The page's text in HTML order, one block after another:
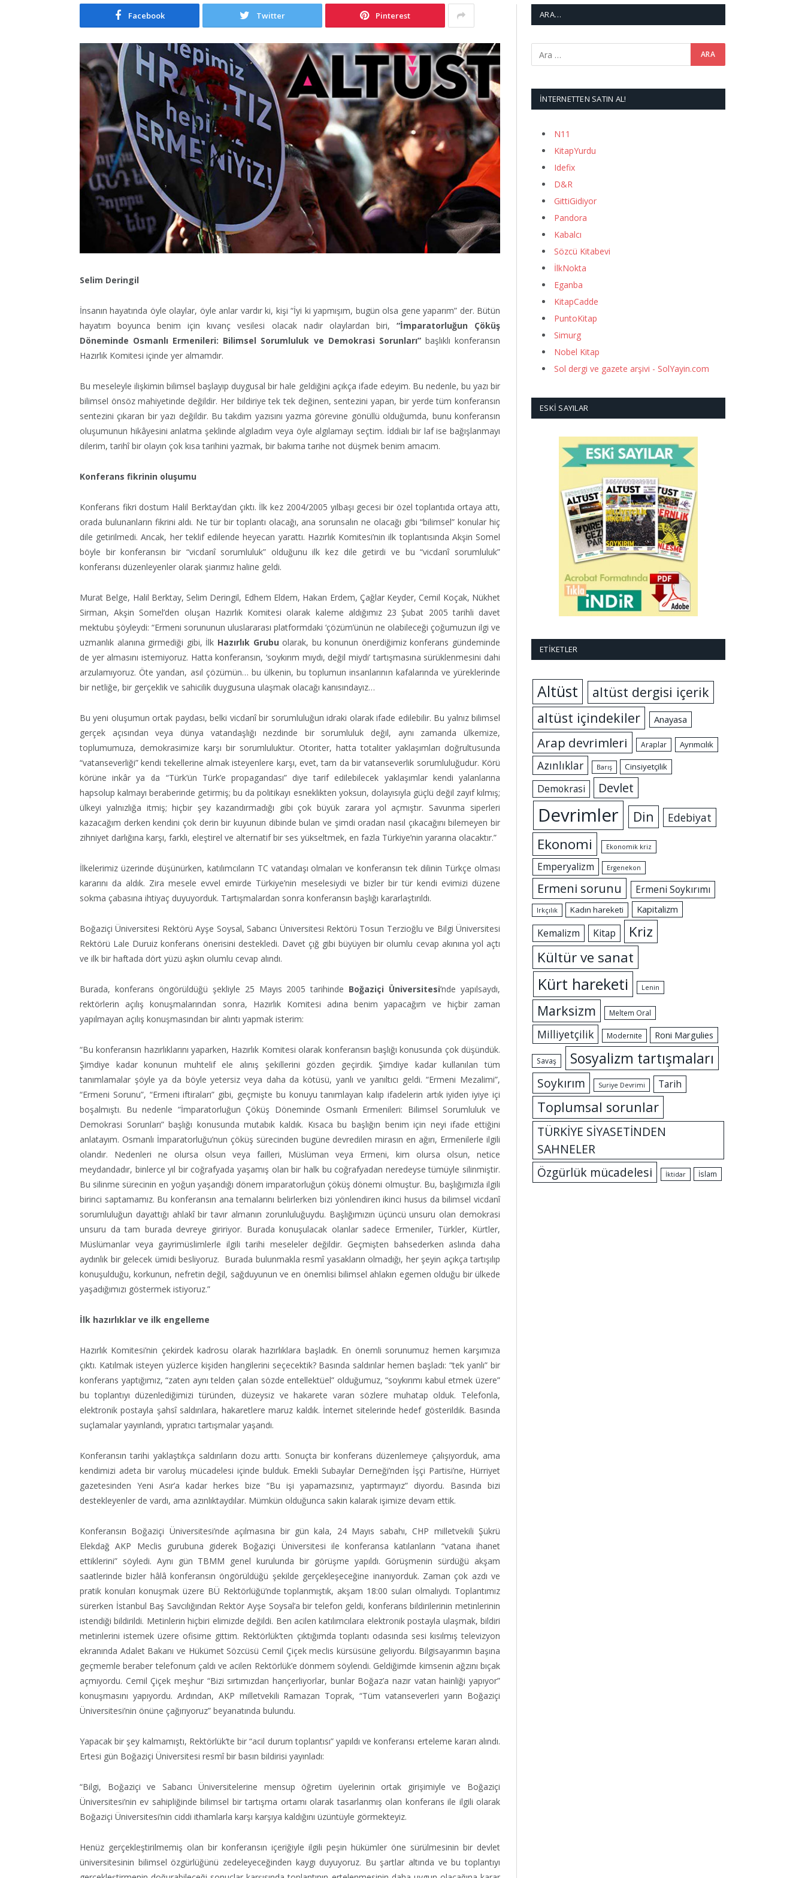
Facebook Twitter Pinterest
Selim Deringil
İnsanın hayatında öyle olaylar, öyle anlar vardır ki, kişi “İyi ki yapmışım, bugün olsa gene yaparım” der. Bütün
hayatım boyunca benim için kıvanç vesilesi olacak nadir olaylardan biri, “İmparatorluğun Çöküş
Döneminde Osmanlı Ermenileri: Bilimsel Sorumluluk ve Demokrasi Sorunları”başlıklı konferansın
Hazırlık Komitesi içinde yer almamdır.
Bu meseleyle ilişkimin bilimsel başlayıp duygusal bir hale geldiğini açıkça ifade edeyim. Bu nedenle, bu yazı bir
bilimsel önsöz mahiyetinde değildir. Her bildiriye tek tek değinen, sentezini yapan, bir yerde tüm konferansın
sentezini çıkaran bir yazı değildir. Bu takdim yazısını yazma görevine gönüllü olduğumda, bunu konferansın
oluşumunun hikâyesini anlatma şeklinde algıladım veya öyle algılamayı seçtim. İddialı bir laf ise bağışlanmayı
dilerim, tarihî bir olayın çok kısa tarihini yazmak, bir bakıma tarihe not düşmek benim amacım.
Konferans fikrinin oluşumu
Konferans fikri dostum Halil Berktay’dan çıktı. İlk kez 2004/2005 yılbaşı gecesi bir özel toplantıda ortaya attı,
orada bulunanların fikrini aldı. Ne tür bir toplantı olacağı, ana sorunsalın ne olacağı gibi “bilimsel” konular hiç
dile getirilmedi. Ancak, her teklif edilende heyecan yarattı. Hazırlık Komitesi’nin ilk toplantısında Akşin Somel
böyle bir konferansın bir “vicdanî sorumluluk” olduğunu ilk kez dile getirdi ve bu “vicdanî sorumluluk”
konferansı düzenleyenler olarak şiarımız haline geldi.
Murat Belge, Halil Berktay, Selim Deringil, Edhem Eldem, Hakan Erdem, Çağlar Keyder, Cemil Koçak, Nükhet
Sirman, Akşin Somel’den oluşan Hazırlık Komitesi olarak kaleme aldığımız 23 Şubat 2005 tarihli davet
mektubu şöyleydi: “Ermeni sorununun uluslararası platformdaki ‘çözüm’ünün ne olabileceği çoğumuzun ilgi ve
uzmanlık alanına girmediği gibi, İlk Hazırlık Grubu olarak, bu konunun önerdiğimiz konferans gündeminde
de yer almasını istemiyoruz. Hatta konferansın, ‘soykırım mıydı, değil miydi’ tartışmasına sürüklenmesini dahi
arzulamıyoruz. Öte yandan, asıl çözümün… bu ülkenin, bu toplumun insanlarının kafalarında ve yüreklerinde
bir netliğe, bir gerçeklik ve sahicilik duygusuna ulaşmak olacağı kanısındayız…
Bu yeni oluşumun ortak paydası, belki vicdanî bir sorumluluğun idraki olarak ifade edilebilir. Bu yalnız bilimsel
gerçek açısından veya dünya vatandaşlığı nezdinde bir sorumluluk değil, aynı zamanda ülkemize,
toplumumuza, demokrasimize karşı bir sorumluluktur. Otoriter, hatta totaliter yaklaşımları doğrultusunda
“vatanseverliği” kendi tekellerine almak isteyenlere karşı, evet, tam da bir vatanseverlik sorumluluğudur. Körü
körüne inkâr ya da “Türk’ün Türk’e propagandası” diye tarif edilebilecek yaklaşımlar kendi yalanlarına
hapsolup kalmayı beraberinde getirmiş; bu da politikayı esneklikten yoksun, dolayısıyla güçlü değil zayıf kılmış;
ülkeyi yalnızlığa itmiş; hiçbir şey kazandırmadığı gibi çok büyük zarara yol açmıştır. Savunma siperleri
kazacağım derken kendini çok derin bir kuyunun dibinde bulan ve şimdi oradan nasıl çıkacağını bilemeyen bir
zihniyet darlığına karşı, farklı, eleştirel ve alternatif bir ses yükseltmek, en fazla Türkiye’nin yararına olacaktır.”
İlkelerimiz üzerinde düşünürken, katılımcıların TC vatandaşı olmaları ve konferansın tek dilinin Türkçe olması
kararını da aldık. Zira mesele evvel emirde Türkiye’nin meselesiydi ve bizler bir tür kendi evimizi düzene
sokma çabasına ihtiyaç duyuyorduk. Tartışmalardan sonra konferansın başlığı kararlaştırıldı.
Boğaziçi Üniversitesi Rektörü Ayşe Soysal, Sabancı Üniversitesi Rektörü Tosun Terzioğlu ve Bilgi Üniversitesi
Rektörü Lale Duruiz konferans önerisini destekledi. Davet çığ gibi büyüyen bir olumlu cevap akınına yol açtı
ve ilk bir haftada dört yüzü aşkın olumlu cevap alındı.
Burada, konferans öngörüldüğü şekliyle 25 Mayıs 2005 tarihinde Boğaziçi Üniversitesi’nde yapılsaydı,
rektörlerin açılış konuşmalarından sonra, Hazırlık Komitesi adına benim yapacağım ve hiçbir zaman
yapılmayan açılış konuşmasından bir alıntı yapmak isterim:
“Bu konferansın hazırlıklarını yaparken, Hazırlık Komitesi olarak konferansın başlığı konusunda çok düşündük.
Şimdiye kadar konunun muhtelif ele alınış şekillerini gözden geçirdik. Şimdiye kadar kullanılan tüm
tanımlamalar şöyle ya da böyle yetersiz veya daha da kötüsü, yanlı ve yanıltıcı geldi. “Ermeni Mezalimi”,
“Ermeni Sorunu”, “Ermeni iftiraları” gibi, geçmişte bu konuyu tanımlayan kalıp ifadelerin artık iyiden iyiye içi
boşalmıştı. Bu nedenle “İmparatorluğun Çöküş Döneminde Osmanlı Ermenileri: Bilimsel Sorumluluk ve
Demokrasi Sorunları” başlığı konusunda mutabık kaldık. Kısaca bu başlığın benim için neyi ifade ettiğini
anlatayım. Osmanlı İmparatorluğu’nun çöküş sürecinden bugüne devredilen mirasın en ağırı, Ermenilerle ilgili
olandır. Nedenleri ne olursa olsun veya failleri, Müslüman veya Ermeni, kim olursa olsun, netice
meydandadır, binlerce yıl bir coğrafyada yaşamış olan bir halk bu coğrafyadan neredeyse tümüyle silinmiştir.
Bu silinme sürecinin en yoğun yaşandığı dönem imparatorluğun çöküş dönemi olmuştur. Bu, başlığımızla ilgili
birinci saptamamız. Bu konferansın ana temalarını belirlerken bizi yönlendiren ikinci husus da bilimsel vicdanî
sorumluluğun dayattığı ahlakî bir tavır almanın zorunluluğuydu. Başlığımızın üçüncü unsuru olan demokrasi
unsuru da tam burada devreye giririyor. Burada konuşulacak olanlar sadece Ermeniler, Türkler, Kürtler,
Müslümanlar veya gayrimüslimlerle ilgili tarihi meseleler değildir. Geçmişten bahsederken aslında daha
aydınlık bir gelecek ümidi besliyoruz. Burada bulunmakla resmî yasakların olmadığı, her şeyin açıkça tartışılıp
konuşulduğu, korkunun, nefretin değil, sağduyunun ve en önemlisi bilimsel ahlakın egemen olduğu bir ülkede
yaşadığımızı göstermek istiyoruz.”
İlk hazırlıklar ve ilk engelleme
Hazırlık Komitesi’nin çekirdek kadrosu olarak hazırlıklara başladık. En önemli sorunumuz hemen karşımıza
çıktı. Katılmak isteyen yüzlerce kişiden hangilerini seçecektik? Basında saldırılar hemen başladı: “tek yanlı” bir
konferans yaptığımız, “zaten aynı telden çalan sözde entellektüel” olduğumuz, “soykırımı kabul etmek üzere”
bu toplantıyı düzenlediğimizi türünden, düzeysiz ve hakarete varan sözlere muhatap olduk. Telefonla,
elektronik postayla şahsî saldırılara, hakaretlere maruz kaldık. İnternet sitelerinde hedef gösterildik. Basında
suçlamalar yayınlandı, yıpratıcı tartışmalar yaşandı.
Konferansın tarihi yaklaştıkça saldırıların dozu arttı. Sonuçta bir konferans düzenlemeye çalışıyorduk, ama
kendimizi adeta bir varoluş mücadelesi içinde bulduk. Emekli Subaylar Derneği’nden İşçi Partisi’ne, Hürriyet
gazetesinden Yeni Asır’a kadar herkes bize “Bu işi yapamazsınız, yaptırmayız” diyordu. Basında bizi
destekleyenler de vardı, ama azınlıktaydılar. Mümkün olduğunca sakin kalarak işimize devam ettik.
Konferansın Boğaziçi Üniversitesi’nde açılmasına bir gün kala, 24 Mayıs sabahı, CHP milletvekili Şükrü
Elekdağ AKP Meclis gurubuna giderek Boğaziçi Üniversitesi ile konferansa katılanların “vatana ihanet
ettiklerini” söyledi. Aynı gün TBMM genel kurulunda bir görüşme yapıldı. Görüşmenin sürdüğü akşam
saatlerinde bizler hâlâ konferansın öngörüldüğü şekilde gerçekleşeceğine inanıyorduk. Zaman çok azdı ve
pratik konuları konuşmak üzere BÜ Rektörlüğü’nde toplanmıştık, akşam 18:00 suları olmalıydı. Toplantımız
sürerken İstanbul Baş Savcılığından Rektör Ayşe Soysal’a bir telefon geldi, konferans bildirilerinin metinlerinin
istendiği bildirildi. Metinlerin hiçbiri elimizde değildi. Ben acilen katılımcılara elektronik postayla ulaşmak, bildiri
metinlerini istemek üzere ofisime gittim. Rektörlük’ten çıktığımda toplantı odasında sesi kısılmış televizyon
ekranında Adalet Bakanı ve Hükümet Sözcüsü Cemil Çiçek meclis kürsüsüne geliyordu. Bilgisayarımın başına
geçmemle beraber telefonum çaldı ve acilen Rektörlük’e dönmem söylendi. Geldiğimde kimsenin ağzını bıçak
açmıyordu. Cemil Çiçek meşhur “Bizi sırtımızdan hançerliyorlar, bunlar Boğaz’a nazır vatan hainliği yapıyor”
konuşmasını yapıyordu. Ardından, AKP milletvekili Ramazan Toprak, “Tüm vatanseverleri yarın Boğaziçi
Üniversitesi’nin önüne çağırıyoruz” beyanatında bulundu.
Yapacak bir şey kalmamıştı, Rektörlük’te bir “acil durum toplantısı” yapıldı ve konferansı erteleme kararı alındı.
Ertesi gün Boğaziçi Üniversitesi resmî bir basın bildirisi yayınladı:
“Bilgi, Boğaziçi ve Sabancı Üniversitelerine mensup öğretim üyelerinin ortak girişimiyle ve Boğaziçi
Üniversitesi’nin ev sahipliğinde bilimsel bir tartışma ortamı olarak tasarlanmış olan konferans ile ilgili olarak
Boğaziçi Üniversitesi’nin ciddi ithamlarla karşı karşıya kaldığını üzüntüyle görmekteyiz.
Henüz gerçekleştirilmemiş olan bir konferansın içeriğiyle ilgili peşin hükümler öne sürülmesinin bir devlet
üniversitesinin bilimsel özgürlüğünü zedeleyeceğinden kaygı duyuyoruz. Bu şartlar altında ve bu toplantıyı
ARA…
İNTERNETTEN SATIN AL!
N11
KitapYurdu
Idefix
D&R
GittiGidiyor
Pandora
Kabalcı
Sözcü Kitabevi
İlkNokta
Eganba
KitapCadde
PuntoKitap
Simurg
Nobel Kitap
Sol dergi ve gazete arşivi - SolYayin.com
ESKI SAYILAR
ETIKETLER
Altüst
altüst dergisi içerik
altüst içindekiler
Anayasa
Arap devrimleri Araplar Ayrımcılık
Azınlıklar Barış Cinsiyetçilik
Demokrasi Devlet
Devrimler Din Edebiyat
Ekonomi Ekonomik kriz
Emperyalizm Ergenekon
Ermeni sorunu Ermeni Soykırımı
Irkçılık Kadın hareketi Kapitalizm
Kemalizm Kitap
Kriz
Kültür ve sanat
Kürt hareketi Lenin
Marksizm Meltem Oral
Milliyetçilik Modernite Roni Margulies
Savaş Sosyalizm tartışmaları
Soykırım Suriye Devrimi Tarih
Toplumsal sorunlar
TÜRKİYE SİYASETİNDEN
SAHNELER
Özgürlük mücadelesi
İktidar İslam